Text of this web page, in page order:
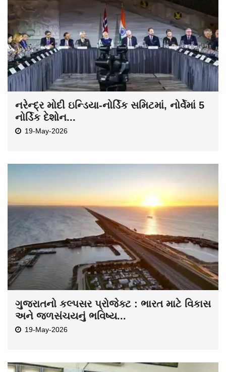
નરેન્દ્ર મોદી ઇન્ડિયા-નોર્ડિક સમિટમાં, નોર્વેમાં 5
નોર્ડિક દેશોન...
19-May-2026
ગુજરાતનો કલ્પસર પ્રોજેક્ટ : ભારત માટે વિકાસ
અને જળસંચયનું ભવિષ્ય...
19-May-2026